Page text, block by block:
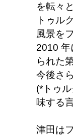
を転々
トゥル
風景を
2010 年
られた
今後さ
(*トゥ
味する
津田は